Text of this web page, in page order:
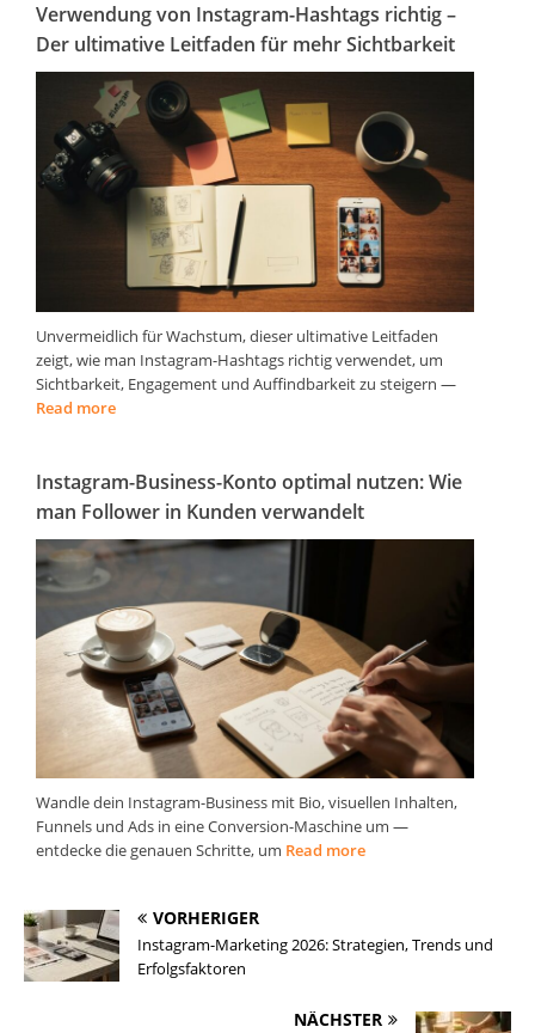
Verwendung von Instagram-Hashtags richtig –
Der ultimative Leitfaden für mehr Sichtbarkeit
Unvermeidlich für Wachstum, dieser ultimative Leitfaden
zeigt, wie man Instagram-Hashtags richtig verwendet, um
Sichtbarkeit, Engagement und Auffindbarkeit zu steigern —
Read more
Instagram-Business-Konto optimal nutzen: Wie
man Follower in Kunden verwandelt
Wandle dein Instagram-Business mit Bio, visuellen Inhalten,
Funnels und Ads in eine Conversion-Maschine um —
entdecke die genauen Schritte, um Read more
VORHERIGER
Instagram-Marketing 2026: Strategien, Trends und
Erfolgsfaktoren
NÄCHSTER